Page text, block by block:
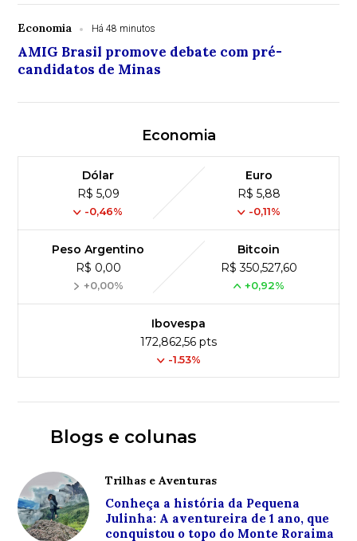
Economia Há 48 minutos
AMIG Brasil promove debate com pré-
candidatos de Minas
Economia
Dólar
R$ 5,09
-0,46%
Euro
R$ 5,88
-0,11%
Peso Argentino
R$ 0,00
+0,00%
Bitcoin
R$ 350,527,60
+0,92%
Ibovespa
172,862,56 pts
-1.53%
Blogs e colunas
Trilhas e Aventuras
Conheça a história da Pequena
Julinha: A aventureira de 1 ano, que
conquistou o topo do Monte Roraima